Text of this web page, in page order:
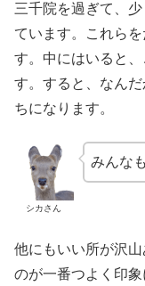
三千院を過ぎて、
ています。これら
す。中にはいると
す。すると、なん
ちになります。
シカさん
みんな
他にもいい所が沢
のが一番つよく印